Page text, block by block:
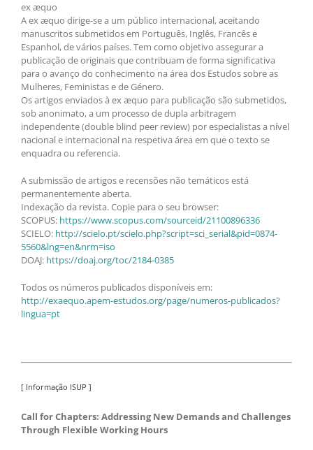
ex æquo
A ex æquo dirige-se a um público internacional, aceitando
manuscritos submetidos em Português, Inglês, Francês e
Espanhol, de vários países. Tem como objetivo assegurar a
publicação de originais que contribuam de forma significativa
para o avanço do conhecimento na área dos Estudos sobre as
Mulheres, Feministas e de Género.
Os artigos enviados à ex æquo para publicação são submetidos,
sob anonimato, a um processo de dupla arbitragem
independente (double blind peer review) por especialistas a nível
nacional e internacional na respetiva área em que o texto se
enquadra ou referencia.
A submissão de artigos e recensões não temáticos está
permanentemente aberta.
Indexação da revista. Copie para o seu browser:
SCOPUS: https://www.scopus.com/sourceid/21100896336
SCIELO: http://scielo.pt/scielo.php?script=sci_serial&pid=0874-
5560&lng=en&nrm=iso
DOAJ: https://doaj.org/toc/2184-0385
Todos os números publicados disponíveis em:
http://exaequo.apem-estudos.org/page/numeros-publicados?
lingua=pt
[ Informação ISUP ]
Call for Chapters: Addressing New Demands and Challenges
Through Flexible Working Hours